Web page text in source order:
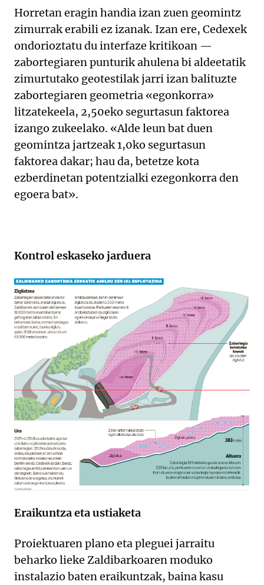
Horretan eragin handia izan zuen geomintz
zimurrak erabili ez izanak. Izan ere, Cedexek
ondorioztatu du interfaze kritikoan —
zabortegiaren punturik ahulena bi aldeetatik
zimurtutako geotestilak jarri izan balituzte
zabortegiaren geometria «egonkorra»
litzatekeela, 2,50eko segurtasun faktorea
izango zukeelako. «Alde leun bat duen
geomintza jartzeak 1,0ko segurtasun
faktorea dakar; hau da, betetze kota
ezberdinetan potentzialki ezegonkorra den
egoera bat».
Kontrol eskaseko jarduera
Eraikuntza eta ustiaketa
Proiektuaren plano eta pleguei jarraitu
beharko lieke Zaldibarkoaren moduko
instalazio baten eraikuntzak, baina kasu